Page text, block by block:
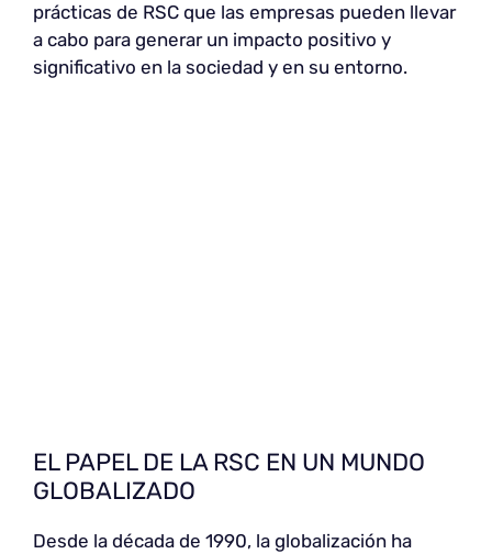
prácticas de RSC que las empresas pueden llevar
a cabo para generar un impacto positivo y
significativo en la sociedad y en su entorno.
EL PAPEL DE LA RSC EN UN MUNDO
GLOBALIZADO
Desde la década de 1990, la globalización ha